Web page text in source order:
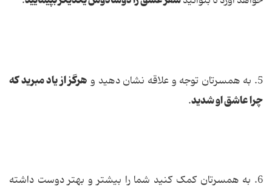
5. به همسرتان توجه و علاقه نشان دهید و
هرگز از یاد مبرید كه
چرا عاشق او شدید.
6. به همسرتان كمک كنید شما را بیشتر و بهتر دوست داشته